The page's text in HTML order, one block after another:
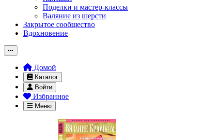
Поделки и мастер-классы
Валяние из шерсти
Закрытое сообщество
Вдохновение
Домой
Каталог
Войти
Избранное
Меню